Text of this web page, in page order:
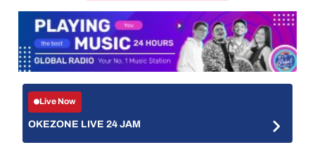
Live Now
OKEZONE LIVE 24 JAM